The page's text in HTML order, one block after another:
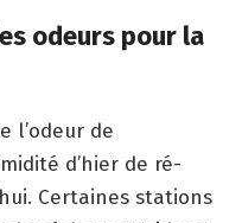
odeurs pour la
l’odeur de
d’hier de ré-
Certaines stations